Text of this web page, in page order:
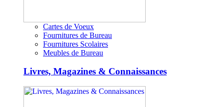
Cartes de Voeux
Fournitures de Bureau
Fournitures Scolaires
Meubles de Bureau
Livres, Magazines & Connaissances